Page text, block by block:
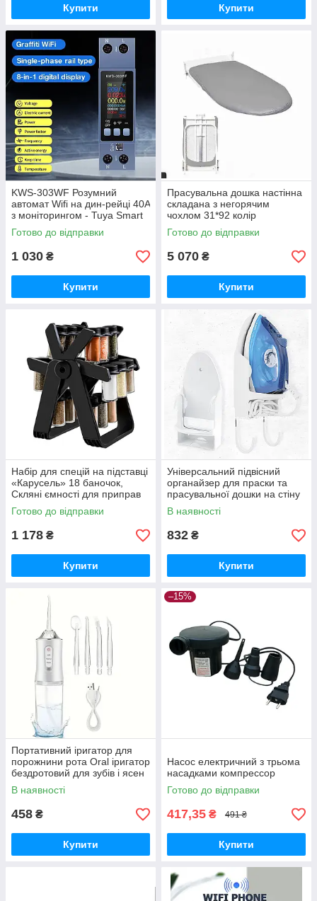
Купити Купити
KWS-303WF Розумний
автомат Wifi на дин-рейці 40A
з моніторингом - Tuya Smart
Life
Готово до відправки
1 030 ₴
Купити
Прасувальна дошка настінна
складана з негорячим
чохлом 31*92 колір
сріблястий
Готово до відправки
5 070 ₴
Купити
Набір для спецій на підставці
«Карусель» 18 баночок,
Скляні ємності для приправ
(Чорний)
Готово до відправки
1 178 ₴
Купити
Універсальний підвісний
органайзер для праски та
прасувальної дошки на стіну
В наявності
832 ₴
Купити
Портативний іригатор для
порожнини рота Oral іригатор
бездротовий для зубів і ясен
В наявності
458 ₴
Купити
–15%
Насос електричний з трьома
насадками компрессор
Готово до відправки
417,35 ₴ 491 ₴
Купити